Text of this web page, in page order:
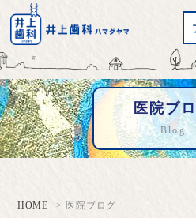
医院ブ
Blog
HOME 医院ブログ